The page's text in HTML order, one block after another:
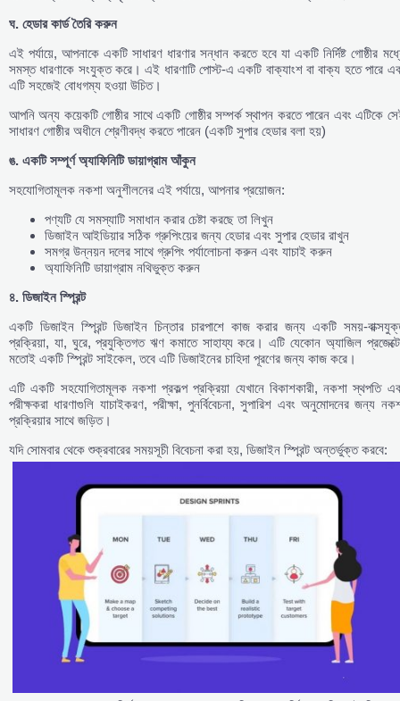
ঘ. হেডার কার্ড তৈরি করুন
এই পর্যায়ে, আপনাকে একটি সাধারণ ধারণার সন্ধান করতে হবে যা একটি নির্দিষ্ট গোষ্ঠীর
সমস্ত ধারণাকে সংযুক্ত করে। এই ধারণাটি পোস্ট-এ একটি বাক্যাংশ বা বাক্য হতে পারে
এটি সহজেই বোধগম্য হওয়া উচিত।
আপনি অন্য কয়েকটি গোষ্ঠীর সাথে একটি গোষ্ঠীর সম্পর্ক স্থাপন করতে পারেন এবং এটিকে
সাধারণ গোষ্ঠীর অধীনে শ্রেণীবদ্ধ করতে পারেন (একটি সুপার হেডার বলা হয়)
ঙ. একটি সম্পূর্ণ অ্যাফিনিটি ডায়াগ্রাম আঁকুন
সহযোগিতামূলক নকশা অনুশীলনের এই পর্যায়ে, আপনার প্রয়োজন:
পণ্যটি যে সমস্যাটি সমাধান করার চেষ্টা করছে তা লিখুন
ডিজাইন আইডিয়ার সঠিক গ্রুপিংয়ের জন্য হেডার এবং সুপার হেডার রাখুন
সমগ্র উন্নয়ন দলের সাথে গ্রুপিং পর্যালোচনা করুন এবং যাচাই করুন
অ্যাফিনিটি ডায়াগ্রাম নথিভুক্ত করুন
৪. ডিজাইন স্প্রিন্ট
একটি ডিজাইন স্প্রিন্ট ডিজাইন চিন্তার চারপাশে কাজ করার জন্য একটি সময়-
প্রক্রিয়া, যা, ঘুরে, প্রযুক্তিগত ঋণ কমাতে সাহায্য করে। এটি যেকোন অ্যাজিল
মতোই একটি স্প্রিন্ট সাইকেল, তবে এটি ডিজাইনের চাহিদা পূরণের জন্য কাজ করে।
এটি একটি সহযোগিতামূলক নকশা প্রকল্প প্রক্রিয়া যেখানে বিকাশকারী, নকশা স্থপতি
পরীক্ষকরা ধারণাগুলি যাচাইকরণ, পরীক্ষা, পুনর্বিবেচনা, সুপারিশ এবং অনুমোদনের জন্য
প্রক্রিয়ার সাথে জড়িত।
যদি সোমবার থেকে শুক্রবারের সময়সূচী বিবেচনা করা হয়, ডিজাইন স্প্রিন্ট অন্তর্ভুক্ত করবে: